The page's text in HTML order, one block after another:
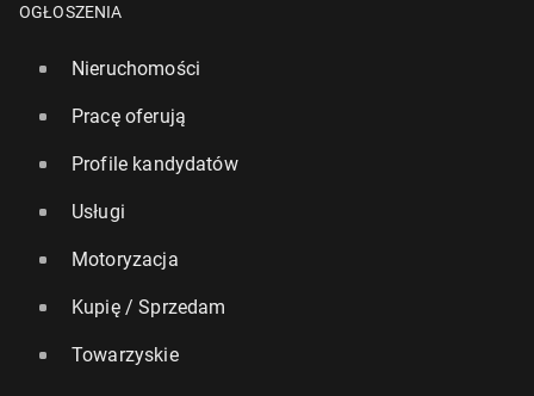
OGŁOSZENIA
Nieruchomości
Pracę oferują
Profile kandydatów
Usługi
Motoryzacja
Kupię / Sprzedam
Towarzyskie